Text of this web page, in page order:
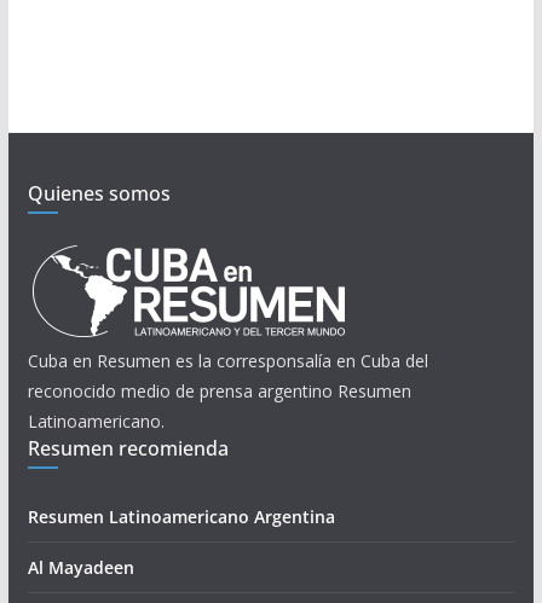
Quienes somos
Cuba en Resumen es la corresponsalía en Cuba del
reconocido medio de prensa argentino Resumen
Latinoamericano.
Resumen recomienda
Resumen Latinoamericano Argentina
Al Mayadeen